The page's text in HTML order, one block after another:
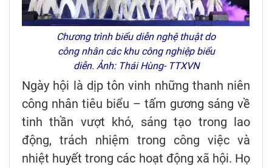
Chương trình biểu diễn nghệ thuật do
công nhân các khu công nghiệp biểu
diễn. Ảnh: Thái Hùng- TTXVN
Ngày hội là dịp tôn vinh những thanh niên
công nhân tiêu biểu – tấm gương sáng về
tinh thần vượt khó, sáng tạo trong lao
động, trách nhiệm trong công việc và
nhiệt huyết trong các hoạt động xã hội. Họ